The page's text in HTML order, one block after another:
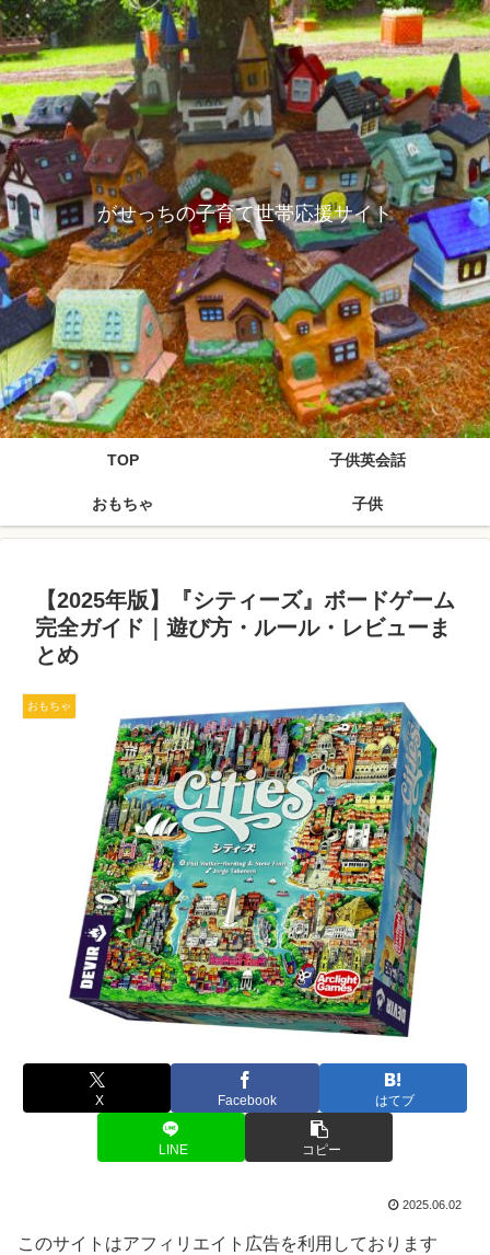
がせっちの子育て世帯応援サイト
TOP 子供英会話
おもちゃ 子供
【2025年版】『シティーズ』ボードゲーム
完全ガイド｜遊び方・ルール・レビューま
とめ
おもちゃ
X Facebook はてブ
LINE コピー
2025.06.02
このサイトはアフィリエイト広告を利用しております